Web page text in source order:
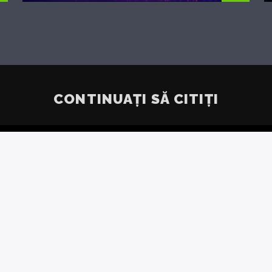
CONTINUAȚI SĂ CITIȚI